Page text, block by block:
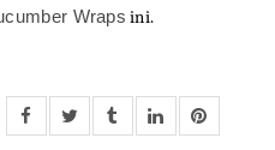
Wraps ini.